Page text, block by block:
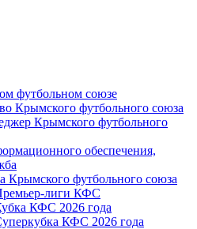
футбольном союзе
Крымского футбольного союза
Крымского футбольного
обеспечения,
Крымского футбольного союза
лиги КФС
КФС 2026 года
КФС 2026 года